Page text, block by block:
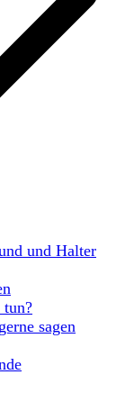
und Halter
sagen